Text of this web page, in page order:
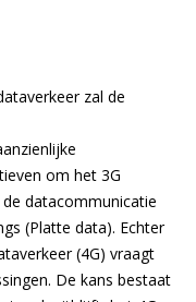
zal de
om het 3G
datacommunicatie
(Platte data). Echter
(4G) vraagt
De kans bestaat